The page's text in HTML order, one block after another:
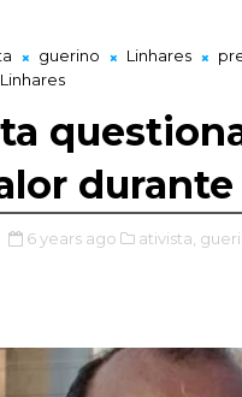
guerino Linhares
6 years ago ativista,